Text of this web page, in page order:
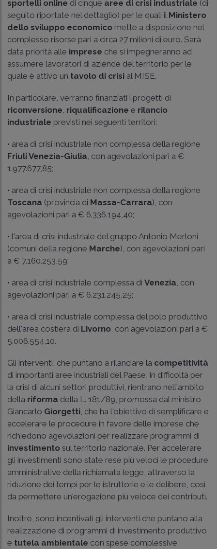
sportelli online di cinque aree di crisi industriale (di
seguito riportate nel dettaglio) per le quali il Ministero
dello sviluppo economico mette a disposizione nel
complesso risorse pari a circa 27 milioni di euro. Sarà
data priorità alle imprese che si impegneranno ad
assumere lavoratori di aziende del territorio per le
quale è attivo un tavolo di crisi al MISE.
In particolare, verranno finanziati i progetti di
riconversione riqualificazione e rilancio
industriale previsti nei seguenti territori:
• area di crisi industriale non complessa della regione
Friuli Venezia-Giulia , con agevolazioni pari a €
1.977.677,85;
• area di crisi industriale non complessa della regione
Toscana (provincia di Massa-Carrara), con
agevolazioni pari a € 6.336.194,40;
• l'area di crisi industriale del gruppo Antonio Merloni
(comuni della regione Marche), con agevolazioni pari
a € 7.160.253,59;
• area di crisi industriale complessa di Venezia , con
agevolazioni pari a € 6.231.245,25;
• area di crisi industriale complessa del polo produttivo
dell'area costiera di Livorno , con agevolazioni pari a €
5.006.554,10.
Gli interventi, che puntano a rilanciare la competitività
di importanti aree industriali del Paese, in difficoltà per
la crisi di alcuni settori produttivi, rientrano nell'ambito
della riforma della L. 181/89 , promossa dal ministro
Giancarlo Giorgetti , che ha l'obiettivo di semplificare e
accelerare le procedure in favore delle imprese che
richiedono agevolazioni per realizzare programmi di
investimento sul territorio nazionale. Per accelerare
gli investimenti sono state rese più veloci le procedure
amministrative della richiamata legge, attraverso la
riduzione dei tempi per le istruttorie e le delibere, così
da permettere un'erogazione più veloce dei contributi.
Inoltre, sono incentivati gli interventi che puntano alla
realizzazione di programmi di investimento produttivo
e tutela ambientale con spese complessive